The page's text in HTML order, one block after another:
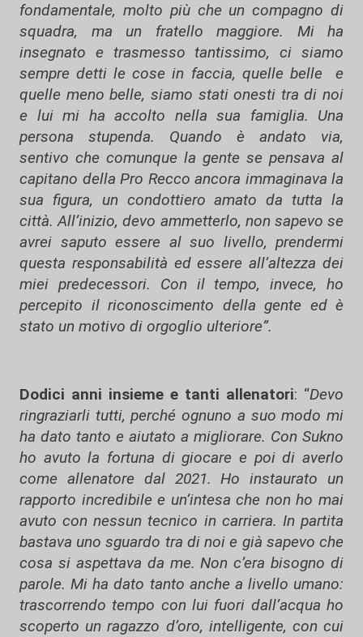
fondamentale, molto più che un compagno di
squadra, ma un fratello maggiore. Mi ha
insegnato e trasmesso tantissimo, ci siamo
sempre detti le cose in faccia, quelle belle e
quelle meno belle, siamo stati onesti tra di noi
e lui mi ha accolto nella sua famiglia. Una
persona stupenda. Quando è andato via,
sentivo che comunque la gente se pensava al
capitano della Pro Recco ancora immaginava la
sua figura, un condottiero amato da tutta la
città. All’inizio, devo ammetterlo, non sapevo se
avrei saputo essere al suo livello, prendermi
questa responsabilità ed essere all’altezza dei
miei predecessori. Con il tempo, invece, ho
percepito il riconoscimento della gente ed è
stato un motivo di orgoglio ulteriore”.
Dodici anni insieme e tanti allenatori: “Devo
ringraziarli tutti, perché ognuno a suo modo mi
ha dato tanto e aiutato a migliorare. Con Sukno
ho avuto la fortuna di giocare e poi di averlo
come allenatore dal 2021. Ho instaurato un
rapporto incredibile e un’intesa che non ho mai
avuto con nessun tecnico in carriera. In partita
bastava uno sguardo tra di noi e già sapevo che
cosa si aspettava da me. Non c’era bisogno di
parole. Mi ha dato tanto anche a livello umano:
trascorrendo tempo con lui fuori dall’acqua ho
scoperto un ragazzo d’oro, intelligente, con cui